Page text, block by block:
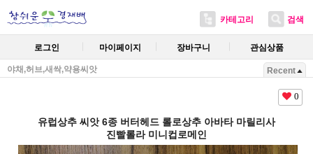
카테고리 검색
로그인 마이페이지 장바구니 관심상품
야채,허브,새싹,약용씨앗 Recent
0
유럽상추 씨앗 6종 버터헤드 롤로상추 아바타 마릴리사
진빨롤라 미니컵로메인